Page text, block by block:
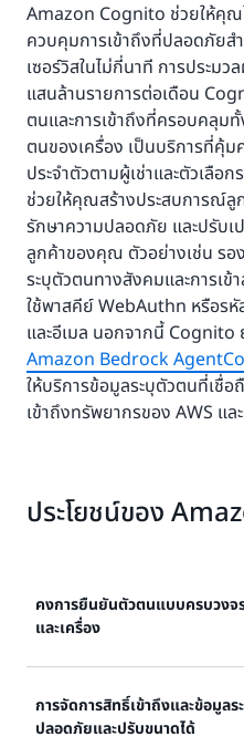
Amazon Cognito ช่วยให้คุณ
ควบคุมการเข้าถึงที่ปลอดภัยสำ
เซอร์วิสในไม่กี่นาที การประม
แสนล้านรายการต่อเดือน
ตนและการเข้าถึงที่ครอบคลุม
ตนของเครื่อง เป็นบริการที่คุ้
ประจำตัวตามผู้เช่าและตัวเลือ
ช่วยให้คุณสร้างประสบการณ์
รักษาความปลอดภัย และปรับ
ลูกค้าของคุณ ตัวอย่างเช่น รอ
ระบุตัวตนทางสังคมและการเข้
ใช้พาสคีย์ WebAuthn หรือรหั
และอีเมล นอกจากนี้ Cognito
Amazon Bedrock
ให้บริการข้อมูลระบุตัวตนที่เชื่อ
เข้าถึงทรัพยากรของ AWS แ
ประโยชน์ของ
คงการยืนยันตัวตนแบบครบวงจ
และเครื่อง
ขจัดการกระจายตัวของข้อ
สามารถจัดการการยืนยันตัว
การจัดการสิทธิ์เข้าถึงและข้อมูล
ปลอดภัยและปรับขนาดได้